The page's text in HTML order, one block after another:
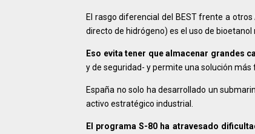
El rasgo diferencial del BEST frente a
directo de hidrógeno) es el uso de
Eso evita tener que almacenar grandes
y de seguridad- y permite una solución
España no solo ha desarrollado un
activo estratégico industrial.
El programa S-80 ha atravesado